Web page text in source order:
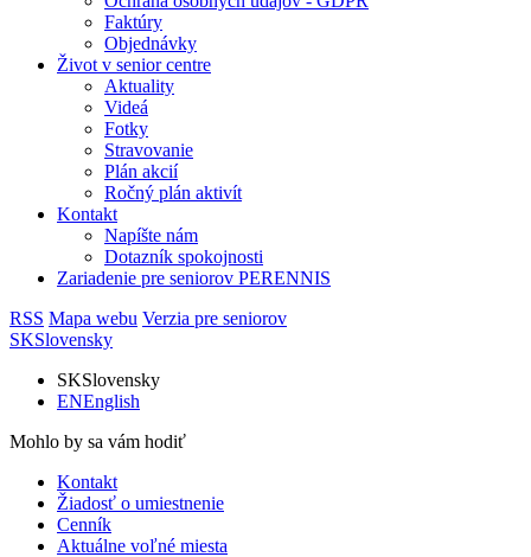
Faktúry
Objednávky
Život v senior centre
Aktuality
Videá
Fotky
Stravovanie
Plán akcií
Ročný plán aktivít
Kontakt
Napíšte nám
Dotazník spokojnosti
Zariadenie pre seniorov PERENNIS
RSS Mapa webu Verzia pre seniorov
SKSlovensky
SKSlovensky
ENEnglish
Mohlo by sa vám hodiť
Kontakt
Žiadosť o umiestnenie
Cenník
Aktuálne voľné miesta